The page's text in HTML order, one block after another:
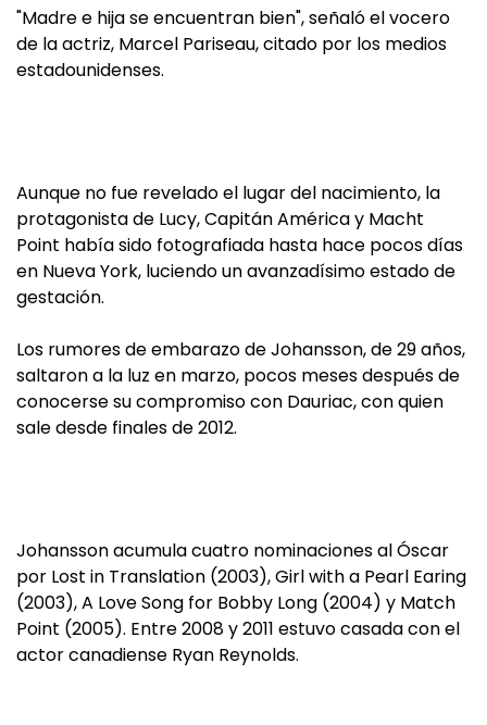
"Madre e hija se encuentran bien", señaló el vocero
de la actriz, Marcel Pariseau, citado por los medios
estadounidenses.
Aunque no fue revelado el lugar del nacimiento, la
protagonista de Lucy, Capitán América y Macht
Point había sido fotografiada hasta hace pocos días
en Nueva York, luciendo un avanzadísimo estado de
gestación.
Los rumores de embarazo de Johansson, de 29 años,
saltaron a la luz en marzo, pocos meses después de
conocerse su compromiso con Dauriac, con quien
sale desde finales de 2012.
Johansson acumula cuatro nominaciones al Óscar
por Lost in Translation (2003), Girl with a Pearl Earing
(2003), A Love Song for Bobby Long (2004) y Match
Point (2005). Entre 2008 y 2011 estuvo casada con el
actor canadiense Ryan Reynolds.